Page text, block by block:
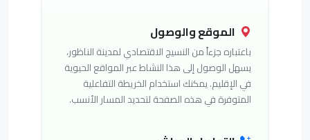
الموقع والوصول
باعتباره جزءاً من النسيج الاقتصادي لمدينة الناظور،
يسهل الوصول إلى هذا النشاط عبر المواقع الحيوية
في الإقليم. يمكنك استخدام الخريطة التفاعلية
المتوفرة في هذه الصفحة لتحديد المسار الأنسب.